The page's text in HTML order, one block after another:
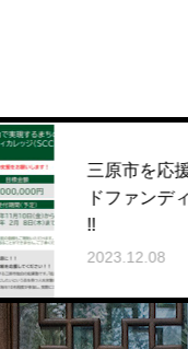
援するクラウ
ィング実施中